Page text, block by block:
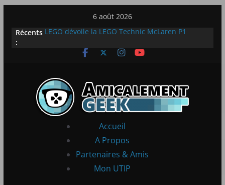
contenu
6 août 2026
Récents
:
LEGO dévoile la LEGO Technic McLaren P1
innovation et quotidien
[Notre Avis] Spy x Family: Code White
Accueil
A Propos
Partenaires & Amis
Mon UTIP